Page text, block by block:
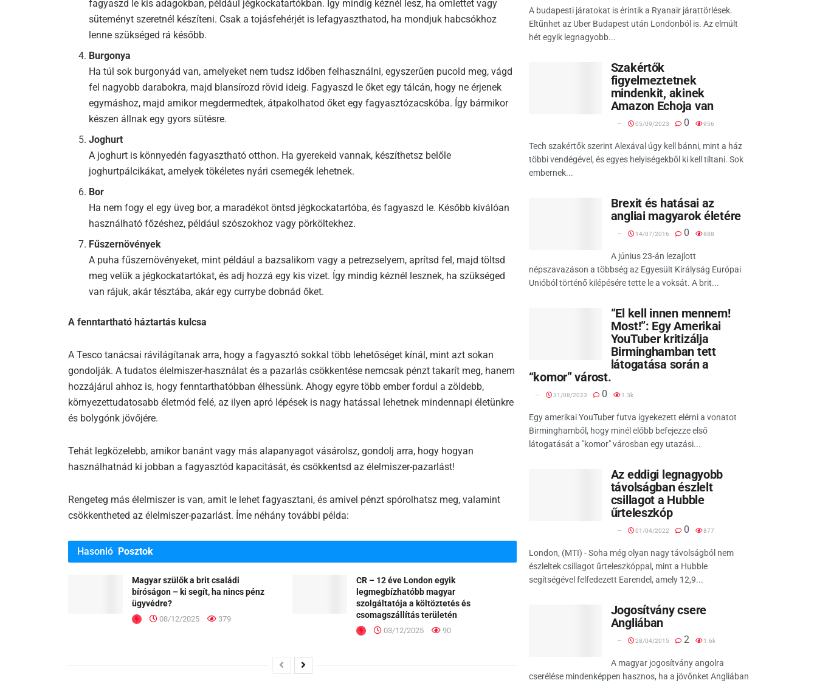
fagyaszd le kis adagokban, például jégkockatartókban. Így mindig kéznél lesz, ha omlettet vagy
süteményt szeretnél készíteni. Csak a tojásfehérjét is lefagyaszthatod, ha mondjuk habcsókhoz
lenne szükséged rá később.
Burgonya
Ha túl sok burgonyád van, amelyeket nem tudsz időben felhasználni, egyszerűen pucold meg, vágd
fel nagyobb darabokra, majd blansírozd rövid ideig. Fagyaszd le őket egy tálcán, hogy ne érjenek
egymáshoz, majd amikor megdermedtek, átpakolhatod őket egy fagyasztózacskóba. Így bármikor
készen állnak egy gyors sütésre.
Joghurt
A joghurt is könnyedén fagyasztható otthon. Ha gyerekeid vannak, készíthetsz belőle
joghurtpálcikákat, amelyek tökéletes nyári csemegék lehetnek.
Bor
Ha nem fogy el egy üveg bor, a maradékot öntsd jégkockatartóba, és fagyaszd le. Később kiválóan
használható főzéshez, például szószokhoz vagy pörköltekhez.
Fűszernövények
A puha fűszernövényeket, mint például a bazsalikom vagy a petrezselyem, aprítsd fel, majd töltsd
meg velük a jégkockatartókat, és adj hozzá egy kis vizet. Így mindig kéznél lesznek, ha szükséged
van rájuk, akár tésztába, akár egy currybe dobnád őket.
A fenntartható háztartás kulcsa
A Tesco tanácsai rávilágítanak arra, hogy a fagyasztó sokkal több lehetőséget kínál, mint azt sokan
gondolják. A tudatos élelmiszer-használat és a pazarlás csökkentése nemcsak pénzt takarít meg, hanem
hozzájárul ahhoz is, hogy fenntarthatóbban élhessünk. Ahogy egyre több ember fordul a zöldebb,
környezettudatosabb életmód felé, az ilyen apró lépések is nagy hatással lehetnek mindennapi életünkre
és bolygónk jövőjére.
Tehát legközelebb, amikor banánt vagy más alapanyagot vásárolsz, gondolj arra, hogy hogyan
használhatnád ki jobban a fagyasztód kapacitását, és csökkentsd az élelmiszer-pazarlást!
Rengeteg más élelmiszer is van, amit le lehet fagyasztani, és amivel pénzt spórolhatsz meg, valamint
csökkentheted az élelmiszer-pazarlást. Íme néhány további példa:
Hasonló Posztok
Magyar szülők a brit családi
bíróságon – ki segít, ha nincs pénz
ügyvédre?
08/12/2025 379
CR – 12 éve London egyik
legmegbízhatóbb magyar
szolgáltatója a költöztetés és
csomagszállítás területén
03/12/2025 90
A budapesti járatokat is érintik a Ryanair járattörlések.
Eltűnhet az Uber Budapest után Londonból is. Az elmúlt
hét egyik legnagyobb...
Szakértők
figyelmeztetnek
mindenkit, akinek
Amazon Echoja van
05/09/2023 0 956
Tech szakértők szerint Alexával úgy kell bánni, mint a ház
többi vendégével, és egyes helyiségekből ki kell tiltani. Sok
embernek...
Brexit és hatásai az
angliai magyarok életére
14/07/2016 0 888
A június 23-án lezajlott
népszavazáson a többség az Egyesült Királyság Európai
Unióból történő kilépésére tette le a voksát. A brit...
“El kell innen mennem!
Most!”: Egy Amerikai
YouTuber kritizálja
Birminghamban tett
látogatása során a
“komor” várost.
31/08/2023 0 1.3k
Egy amerikai YouTuber futva igyekezett elérni a vonatot
Birminghamből, hogy minél előbb befejezze első
látogatását a "komor" városban egy utazási...
Az eddigi legnagyobb
távolságban észlelt
csillagot a Hubble
űrteleszkóp
01/04/2022 0 877
London, (MTI) - Soha még olyan nagy távolságból nem
észleltek csillagot űrteleszkóppal, mint a Hubble
segítségével felfedezett Earendel, amely 12,9...
Jogosítvány csere
Angliában
28/04/2015 2 1.6k
A magyar jogosítvány angolra
cserélése mindenképpen hasznos, ha a jövőnket Angliában